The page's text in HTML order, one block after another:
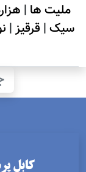
ملیت ها |
سیک| قرقیز|